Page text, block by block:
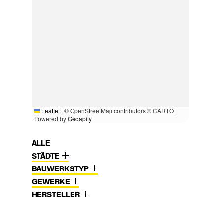
Leaflet | © OpenStreetMap contributors © CARTO |
Powered byGeoapify
ALLE
STÄDTE
BAUWERKSTYP
GEWERKE
HERSTELLER